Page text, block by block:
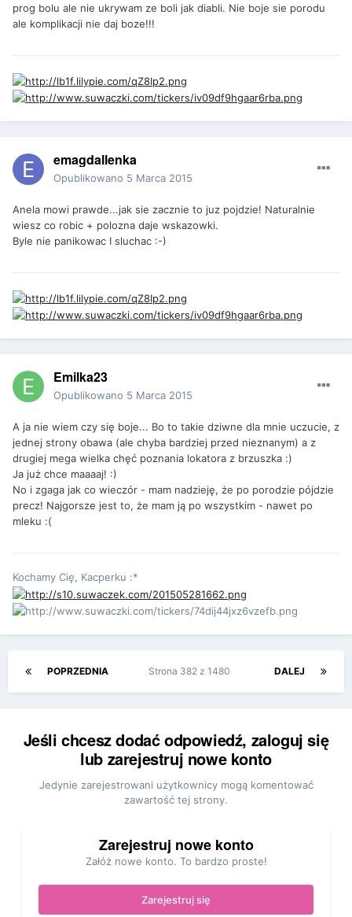
prog bolu ale nie ukrywam ze boli jak diabli. Nie boje sie porodu
ale komplikacji nie daj boze!!!
emagdallenka
Opublikowano 5 Marca 2015
Anela mowi prawde...jak sie zacznie to juz pojdzie! Naturalnie
wiesz co robic + polozna daje wskazowki.
Byle nie panikowac I sluchac :-)
Emilka23
Opublikowano 5 Marca 2015
A ja nie wiem czy się boje... Bo to takie dziwne dla mnie uczucie, z
jednej strony obawa (ale chyba bardziej przed nieznanym) a z
drugiej mega wielka chęć poznania lokatora z brzuszka :)
Ja już chce maaaaj! :)
No i zgaga jak co wieczór - mam nadzieję, że po porodzie pójdzie
precz! Najgorsze jest to, że mam ją po wszystkim - nawet po
mleku :(
Kochamy Cię, Kacperku :*
POPRZEDNIA DALEJ
Strona 382 z 1480
Jeśli chcesz dodać odpowiedź, zaloguj się
lub zarejestruj nowe konto
Jedynie zarejestrowani użytkownicy mogą komentować
zawartość tej strony.
Zarejestruj nowe konto
Załóż nowe konto. To bardzo proste!
Zarejestruj się